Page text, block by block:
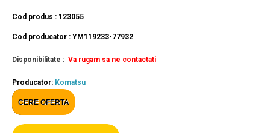
Cod produs : 123055
Cod producator : YM119233-77932
Disponibilitate : Va rugam sa ne contactati
Producator: Komatsu
CERE OFERTA